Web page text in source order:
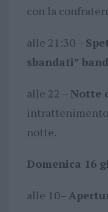
con la
alle 21:30 –
sbandati” band
alle 22 – Notte
intrattenimento
notte.
Domenica 16
alle 10–